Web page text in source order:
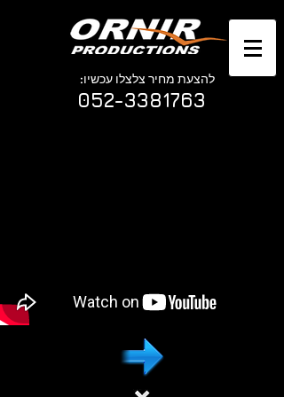
להצעת מחיר צלצלו עכשיו:
052-3381763